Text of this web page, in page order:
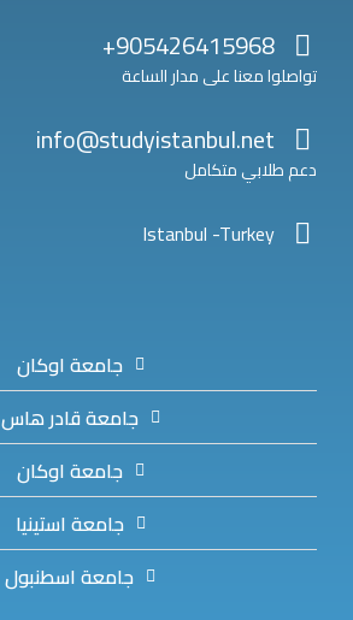
905426415968+
تواصلوا معنا على مدار الساعة
info@studyistanbul.net
دعم طلابي متكامل
Istanbul -Turkey
جامعة اوكان
جامعة قادر هاس
جامعة اوكان
جامعة استينيا
جامعة اسطنبول